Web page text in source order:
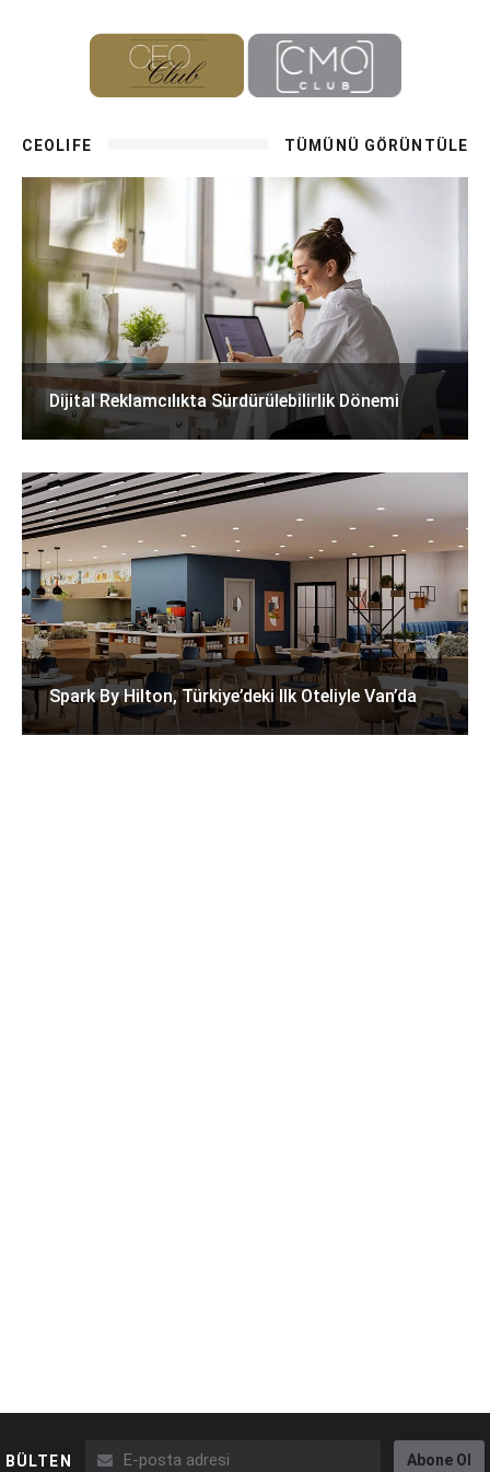
CEOLIFE TÜMÜNÜ GÖRÜNTÜLE
Dijital Reklamcılıkta Sürdürülebilirlik Dönemi
Spark By Hilton, Türkiye’deki Ilk Oteliyle Van’da
BÜLTEN Abone Ol